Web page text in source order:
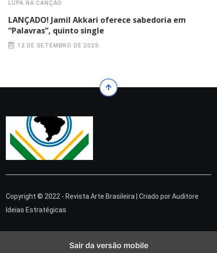
LUPA NA CANÇÃO
LANÇADO! Jamil Akkari oferece sabedoria em
“Palavras”, quinto single
12 DE SETEMBRO DE 2025
Copyright © 2022 - Revista Arte Brasileira | Criado porAuditore
Ideias Estratégicas
Sair da versão mobile